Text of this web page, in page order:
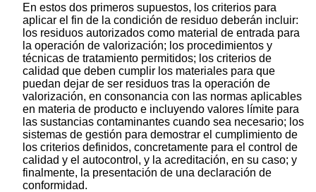
En estos dos primeros supuestos, los criterios para
aplicar el fin de la condición de residuo deberán incluir:
los residuos autorizados como material de entrada para
la operación de valorización; los procedimientos y
técnicas de tratamiento permitidos; los criterios de
calidad que deben cumplir los materiales para que
puedan dejar de ser residuos tras la operación de
valorización, en consonancia con las normas aplicables
en materia de producto e incluyendo valores límite para
las sustancias contaminantes cuando sea necesario; los
sistemas de gestión para demostrar el cumplimiento de
los criterios definidos, concretamente para el control de
calidad y el autocontrol, y la acreditación, en su caso; y
finalmente, la presentación de una declaración de
conformidad.